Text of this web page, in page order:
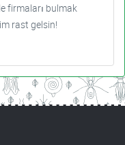
firmaları bulmak
rast gelsin!